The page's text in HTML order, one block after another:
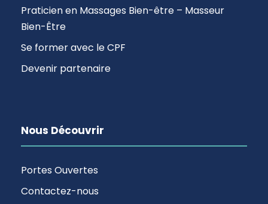
Praticien en Massages Bien-être – Masseur
Bien-Être
Se former avec le CPF
Devenir partenaire
Nous Découvrir
Portes Ouvertes
Contactez-nous